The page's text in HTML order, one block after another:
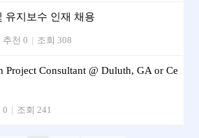
유지보수 인재 채용
추천 0 | 조회 308
Project Consultant @ Duluth, GA or Ce
0 | 조회 241